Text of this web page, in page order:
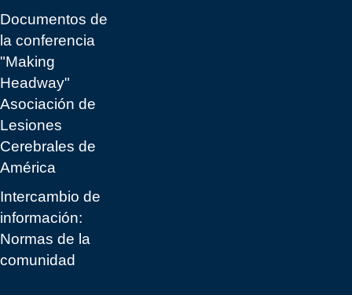
Documentos de
la conferencia
"Making
Headway"
Asociación de
Lesiones
Cerebrales de
América
Intercambio de
información:
Normas de la
comunidad